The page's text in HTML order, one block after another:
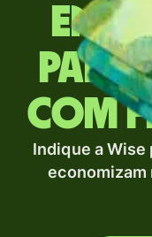
com
Indique a Wise
economizam